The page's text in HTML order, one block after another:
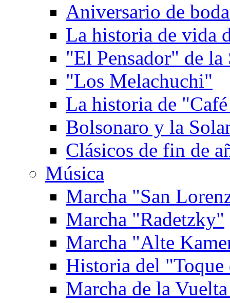
Aniversario de
La historia de vida
"El Pensador" de
"Los Melachuchi"
La historia de
Bolsonaro y la
Clásicos de fin de
Música
Marcha "San
Marcha "Radetzky"
Marcha "Alte
Historia del
Marcha de la